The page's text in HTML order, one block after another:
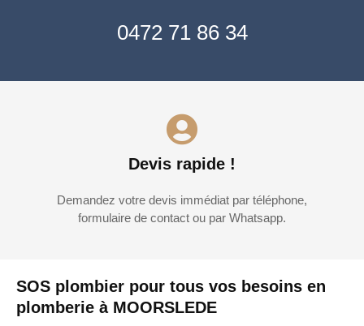
SOS plombier pour tous vos besoins en
plomberie à MOORSLEDE
0472 71 86 34
Devis rapide !
Demandez votre devis immédiat par téléphone,
formulaire de contact ou par Whatsapp.